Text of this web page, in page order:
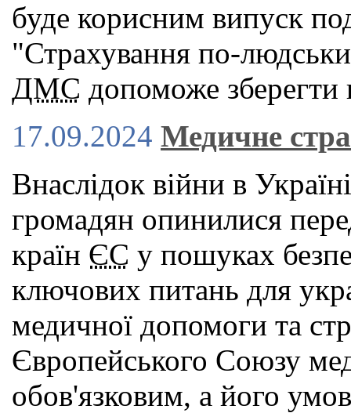
буде корисним випуск
"Страхування по-
ДМС допоможе зберегти
17.09.2024 Медичне
Внаслідок війни в
громадян опинилися
країн ЄС у пошуках
ключових питань для
медичної допомоги та
Європейського Союзу
обов'язковим, а його